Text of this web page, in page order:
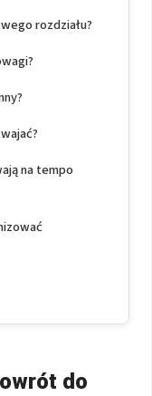
rozdziału?
na tempo
do